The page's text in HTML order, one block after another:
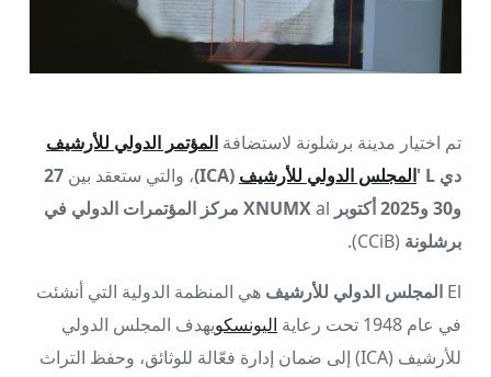
تم اختيار مدينة برشلونة لاستضافة المؤتمر الدولي للأرشيف
دي L '
المجلس الدولي للأرشيف (ICA) ، والتي ستعقد بين 27
و30 و2025 أكتوبر XNUMX
al
مركز المؤتمرات الدولي في
برشلونة (CCiB).
El المجلس الدولي للأرشيف هي المنظمة الدولية التي أنشئت
في عام 1948 تحت رعاية
اليونسكويهدف المجلس الدولي
للأرشيف (ICA) إلى ضمان إدارة فعّالة للوثائق، وحفظ التراث